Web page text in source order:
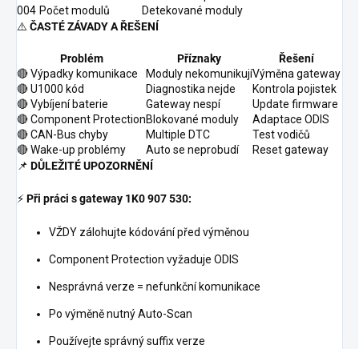
004 Počet modulů
Detekované moduly
⚠️ ČASTÉ ZÁVADY A ŘEŠENÍ
Problém Příznaky
Řešení
🔴 Výpadky komunikace
Moduly nekomunikujíVýměna gateway
🔴 U1000 kód
Diagnostika nejde
Kontrola pojistek
🔴 Vybíjení baterie
Gateway nespí
Update firmware
🔴 Component ProtectionBlokované moduly
Adaptace ODIS
🔴 CAN-Bus chyby
Multiple DTC
Test vodičů
🔴 Wake-up problémy
Auto se neprobudí
Reset gateway
📌 DŮLEŽITÉ UPOZORNĚNÍ
⚡Při práci s gateway 1K0 907 530:
VŽDY zálohujte kódování před výměnou
Component Protection vyžaduje ODIS
Nesprávná verze = nefunkční komunikace
Po výměně nutný Auto-Scan
Používejte správný suffix verze